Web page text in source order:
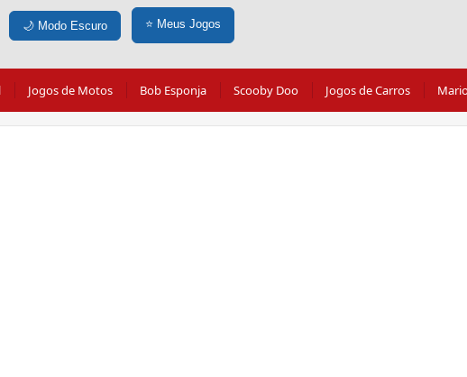
🌙 Modo Escuro ⭐ Meus Jogos
Jogos de Motos Bob Esponja Scooby Doo Jogos de Carros